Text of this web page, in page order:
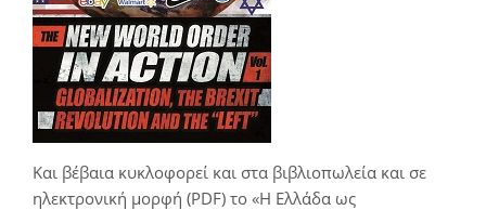
Και βέβαια κυκλοφορεί και στα βιβλιοπωλεία και σε
ηλεκτρονική μορφή (PDF) το «Η Ελλάδα ως